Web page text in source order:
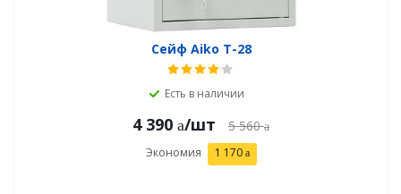
Сейф Aiko T-28
Есть в наличии
4 390 /шт 5 560
Экономия 1 170